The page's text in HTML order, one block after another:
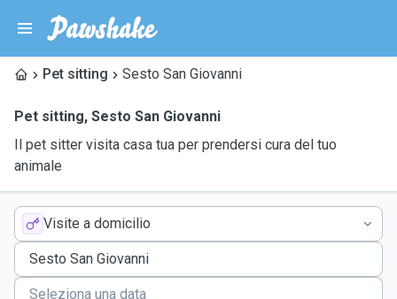
Pet sitting Sesto San Giovanni
Pet sitting, Sesto San Giovanni
Il pet sitter visita casa tua per prendersi cura del tuo
animale
Visite a domicilio